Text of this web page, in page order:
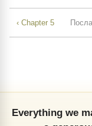
‹ Chapter 5
Everything we